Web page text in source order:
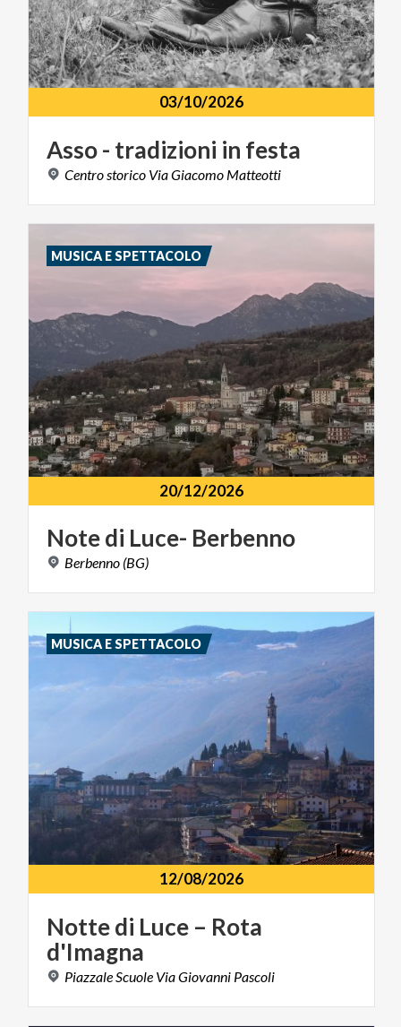
03/10/2026
Asso- tradizioni in festa
Centro storico ViaGiacomo Matteotti
20/12/2026
Notedi Luce- Berbenno
Berbenno (BG)
MUSICA E SPETTACOLO
12/08/2026
Nottedi Luce – Rota
d'Imagna
Piazzale Scuole ViaGiovanni Pascoli
MUSICA E SPETTACOLO